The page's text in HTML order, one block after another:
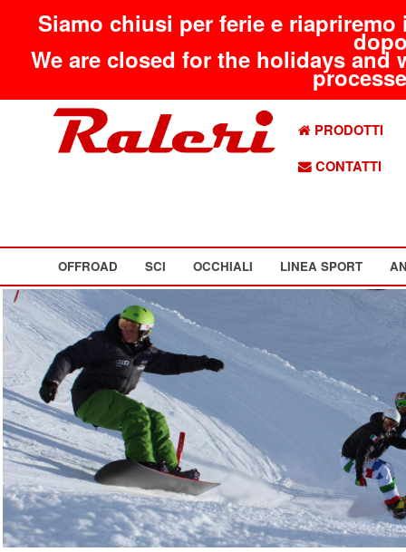
Siamo chiusi per ferie e
We are closed for the holidays
PRODOTTI
CONTATTI
OFFROAD SCI OCCHIALI LINEA SPORT